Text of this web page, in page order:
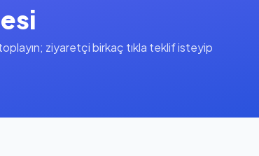
ziyaretçi birkaç tıkla teklif isteyip